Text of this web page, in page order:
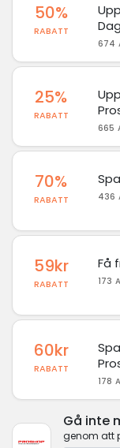
50%
RABATT
674
25%
RABATT
665
70%
RABATT 436
59kr
RABATT
Få
173
60kr
RABATT
178
Gå inte
genom att